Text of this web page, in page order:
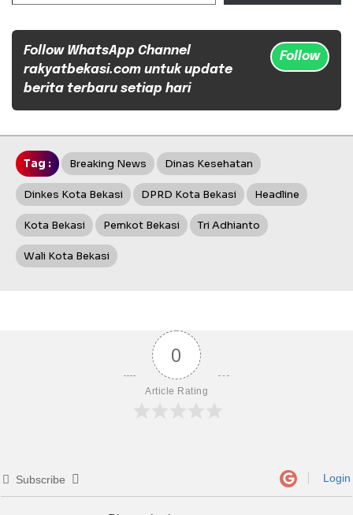
Follow WhatsApp Channel
rakyatbekasi.com untuk update
berita terbaru setiap hari
Follow
Tag : Breaking News Dinas Kesehatan
Dinkes Kota Bekasi DPRD Kota Bekasi Headline
Kota Bekasi Pemkot Bekasi Tri Adhianto
Wali Kota Bekasi
0
Article Rating
Subscribe Login